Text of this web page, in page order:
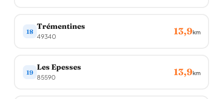
18
Trémentines
49340 13,9km
19
Les Epesses
85590 13,9km